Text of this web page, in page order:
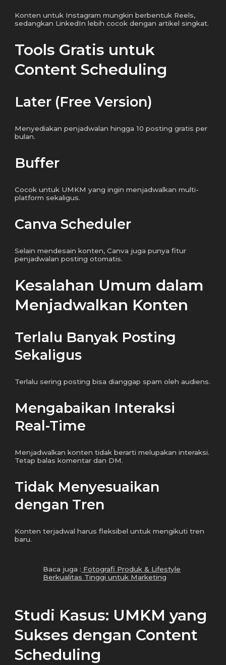
Konten untuk Instagram mungkin berbentuk Reels,
sedangkan LinkedIn lebih cocok dengan artikel singkat.
Tools Gratis untuk
Content Scheduling
Later (Free Version)
Menyediakan penjadwalan hingga 10 posting gratis per
bulan.
Buffer
Cocok untuk UMKM yang ingin menjadwalkan multi-
platform sekaligus.
Canva Scheduler
Selain mendesain konten, Canva juga punya fitur
penjadwalan posting otomatis.
Kesalahan Umum dalam
Menjadwalkan Konten
Terlalu Banyak Posting
Sekaligus
Terlalu sering posting bisa dianggap spam oleh audiens.
Mengabaikan Interaksi
Real-Time
Menjadwalkan konten tidak berarti melupakan interaksi.
Tetap balas komentar dan DM.
Tidak Menyesuaikan
dengan Tren
Konten terjadwal harus fleksibel untuk mengikuti tren
baru.
Baca juga : Fotografi Produk & Lifestyle
Berkualitas Tinggi untuk Marketing
Studi Kasus: UMKM yang
Sukses dengan Content
Scheduling